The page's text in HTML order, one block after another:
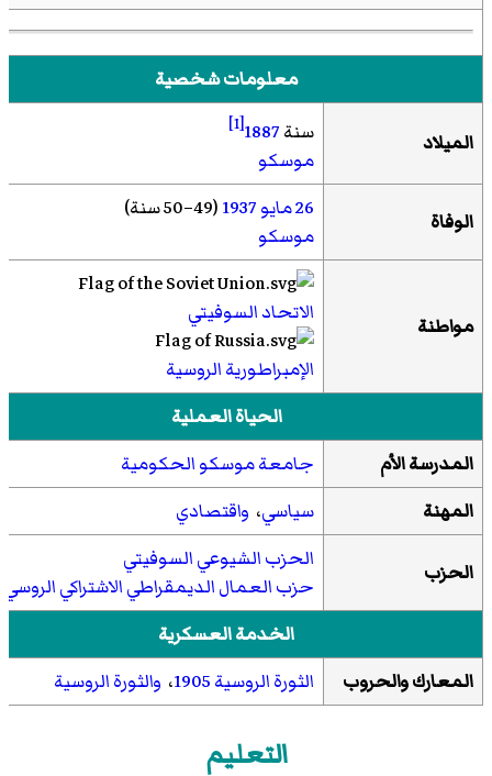
معلومات شخصية
الميلاد سنة1887
[1]
موسكو
الوفاة 26 مايو 1937(49–50 سنة)
موسكو
مواطنة
الاتحاد السوفيتي
الإمبراطورية الروسية
الحياة العملية
المدرسة الأم
جامعة موسكو الحكومية
المهنة
سياسي، واقتصادي
الحزب
الحزب الشيوعي السوفيتي
حزب العمال الديمقراطي الاشتراكي الروسي
الخدمة العسكرية
المعارك والحروب
الثورة الروسية 1905 ، والثورة الروسية
التعليم